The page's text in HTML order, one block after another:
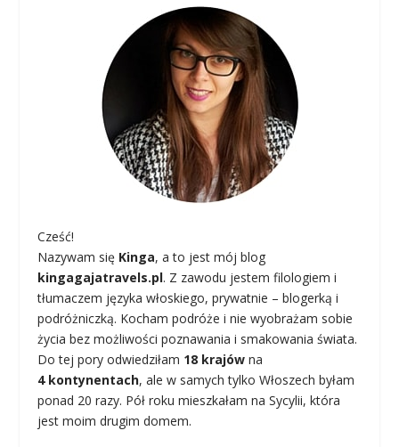
Cześć!
Nazywam się Kinga, a to jest mój blog
kingagajatravels.pl. Z zawodu jestem filologiem i
tłumaczem języka włoskiego, prywatnie – blogerką i
podróżniczką. Kocham podróże i nie wyobrażam sobie
życia bez możliwości poznawania i smakowania świata.
Do tej pory odwiedziłam 18 krajów na
4 kontynentach, ale w samych tylko Włoszech byłam
ponad 20 razy. Pół roku mieszkałam na Sycylii, która
jest moim drugim domem.